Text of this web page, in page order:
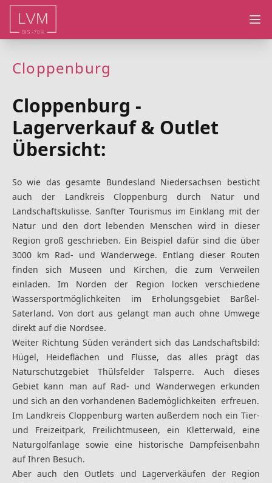
Cloppenburg
Cloppenburg -
Lagerverkauf & Outlet
Übersicht:
So wie das gesamte Bundesland Niedersachsen besticht
auch der Landkreis Cloppenburg durch Natur und
Landschaftskulisse. Sanfter Tourismus im Einklang mit der
Natur und den dort lebenden Menschen wird in dieser
Region groß geschrieben. Ein Beispiel dafür sind die über
3000 km Rad- und Wanderwege. Entlang dieser Routen
finden sich Museen und Kirchen, die zum Verweilen
einladen. Im Norden der Region locken verschiedene
Wassersportmöglichkeiten im Erholungsgebiet Barßel-
Saterland. Von dort aus gelangt man auch ohne Umwege
direkt auf die Nordsee.
Weiter Richtung Süden verändert sich das Landschaftsbild:
Hügel, Heideflächen und Flüsse, das alles prägt das
Naturschutzgebiet Thülsfelder Talsperre. Auch dieses
Gebiet kann man auf Rad- und Wanderwegen erkunden
und sich an den vorhandenen Bademöglichkeiten erfreuen.
Im Landkreis Cloppenburg warten außerdem noch ein Tier-
und Freizeitpark, Freilichtmuseen, ein Kletterwald, eine
Naturgolfanlage sowie eine historische Dampfeisenbahn
auf Ihren Besuch.
Aber auch den Outlets und Lagerverkäufen der Region